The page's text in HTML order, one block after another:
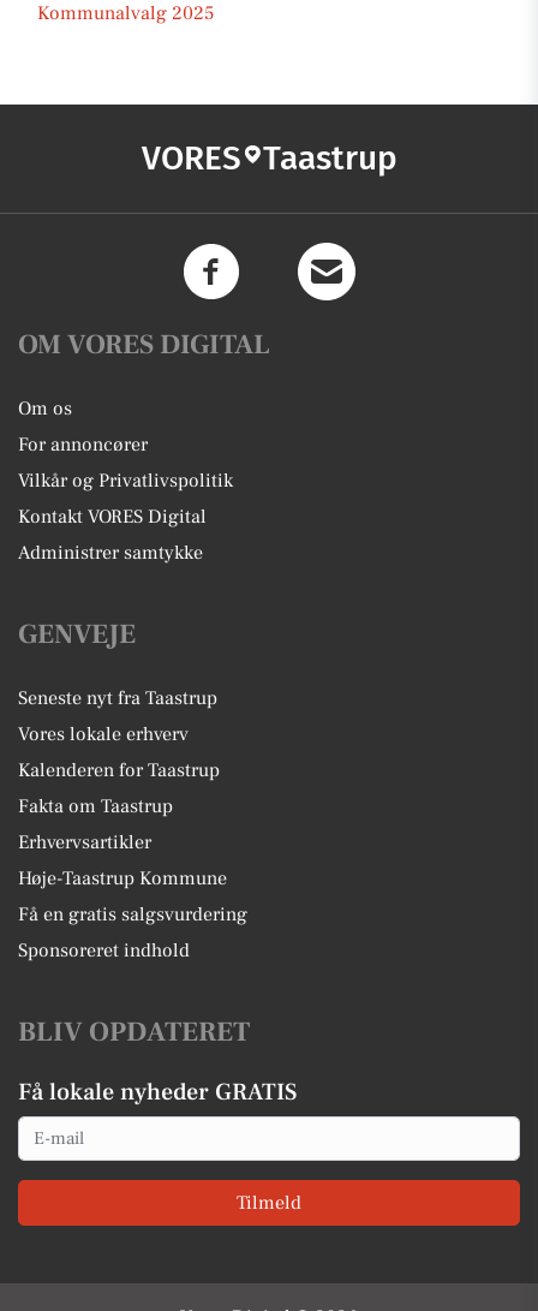
Kommunalvalg 2025
VORES Taastrup
OM VORES DIGITAL
Om os
For annoncører
Vilkår og Privatlivspolitik
Kontakt VORES Digital
Administrer samtykke
GENVEJE
Seneste nyt fra Taastrup
Vores lokale erhverv
Kalenderen for Taastrup
Fakta om Taastrup
Erhvervsartikler
Høje-Taastrup Kommune
Få en gratis salgsvurdering
Sponsoreret indhold
BLIV OPDATERET
Få lokale nyheder GRATIS
Email
Tilmeld